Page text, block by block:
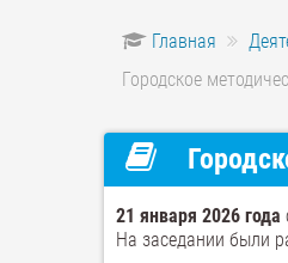
Главная
Городское
21 января 2026 года
На заседании были